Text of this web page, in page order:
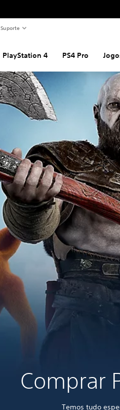
Suporte
PlayStation 4 PS4 Pro
Comprar
Temos tudo